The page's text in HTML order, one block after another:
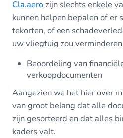
Cla.aerozijn slechts enkele
kunnen helpen bepalen of er
tekorten, of een
uw vliegtuig zou verminderen.
Beoordeling van
verkoopdocumenten
Aangezien we het hier over
van groot belang dat alle
zijn gesorteerd en dat alles
kaders valt.